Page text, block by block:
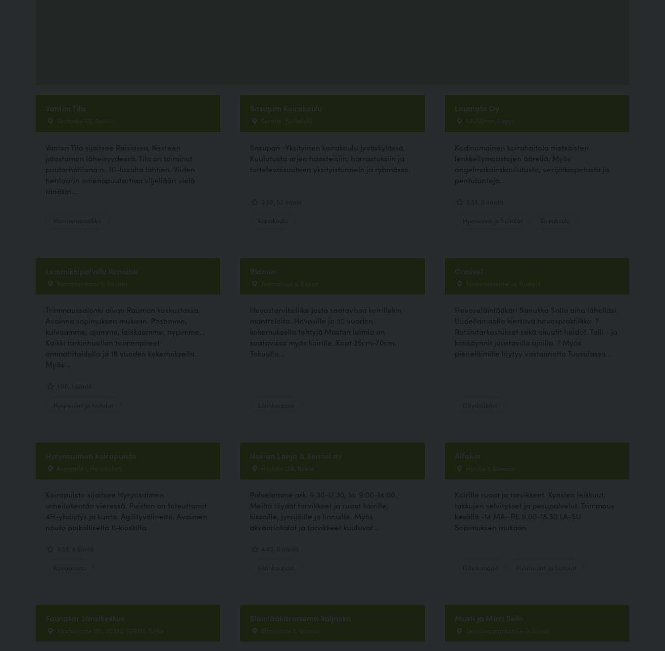
Vanton Tila
Vantontie 68, Raisio
Vanton Tila sijaitsee Raisiossa, Nesteen
jalostamon läheisyydessä. Tila on toiminut
puutarhatilana n. 30-luvulta lähtien. Viiden
hehtaarin omenapuutarhaa viljellään vielä
tänäkin...
Sasupan Koirakoulu
Soratie , Jyväskylä
Sasupan -Yksityinen koirakoulu Jyväskylässä.
Koulutusta arjen haasteisiin, harrastuksiin ja
tottelevaisuuteen yksityistunnein ja ryhmässä.
Laumala Oy
Läyliäinen, Loppi
Kodinomainen koirahoitola metsäisten
lenkkeilymaastojen äärellä. Myös
ongelmakoirakoulutusta, verijälkiopetusta ja
pentutunteja.
Lemmikkipalvelu Ilonaihe
Nortamonkatu 11, Rauma
Trimmaussalonki aivan Rauman keskustassa.
Avoinna sopimuksen mukaan. Pesemme,
kuivaamme, ajamme, leikkaamme, nypimme...
Kaikki turkinhuollon toimenpiteet
ammattitaidolla ja 18 vuoden kokemuksella.
Myös...
Ridmer
Asemakuja 2, Espoo
Hevostarvikeliike josta saatavissa koirillekin
mantteleita. Hevosille jo 30 vuoden
kokemuksella tehtyjä Mastan loimia on
saatavissa myös koirille. Koot 25cm-70cm.
Takuulla...
Onnivet
Koskenmäentie 14, Tuusula
Hevoseläinlääkäri Sanukka Salla aina lähelläsi.
Uudellamaalla kiertävä hevospraktiikka. ?
Rutiinitarkastukset sekä akuutit hoidot. Talli - ja
kotikäynnit joustavilla ajoilla. ? Myös
pieneläimille löytyy vastaanotto Tuusulassa....
Hyrynsalmen koirapuisto
Asematie 1, Hyrynsalmi
Koirapuisto sijaitsee Hyrynsalmen
urheilukentän vieressä. Puiston on toteuttanut
4H-yhdistys ja kunta. Agilityvälineitä. Avaimen
nouto paikalliselta R-kioskilta.
Nokian Lahja & Kennel ay
Härkitie 12A, Nokia
Palvelemme ark. 9.30-17.30, la. 9.00-14.00.
Meiltä löydät tarvikkeet ja ruoat koirille,
kissoille, jyrsijöille ja linnuille. Myös
akvaariokalat ja tarvikkeet kuuluvat...
Alfakor
Hirsitie 1, Kouvola
Koirille ruoat ja tarvikkeet. Kynsien leikkuut,
takkujen selvitykset ja pesupalvelut. Trimmaus
kesällä -14 MA- PE 9.00-18.30 LA-SU
Sopimuksen mukaan
Faunatar Länsikeskus
Markulantie 150, 20320 TURKU, Turku
Eläinlääkäriasema Valjakko
Elannontie 5, Vantaa
Musti ja Mirri Sello
Leppävaarankatu 3-9, Espoo